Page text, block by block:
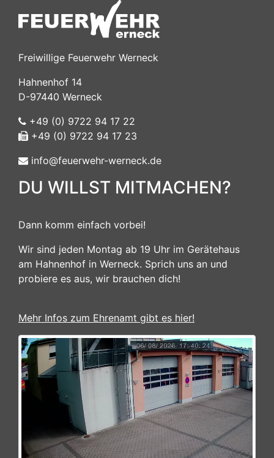
Freiwillige Feuerwehr Werneck
Hahnenhof 14
D-97440 Werneck
+49 (0) 9722 94 17 22
+49 (0) 9722 94 17 23
info@feuerwehr-werneck.de
DU WILLST MITMACHEN?
Dann komm einfach vorbei!
Wir sind jeden Montag ab 19 Uhr im Gerätehaus
am Hahnenhof in Werneck. Sprich uns an und
probiere es aus, wir brauchen dich!
Mehr Infos zum Ehrenamt gibt es hier!